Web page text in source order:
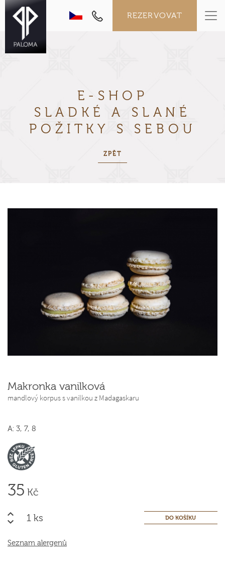
REZERVOVAT
E-SHOP
SLADKÉ A SLANÉ
POŽITKY S SEBOU
ZPĚT
Makronka vanilková
mandlový korpus s vanilkou z Madagaskaru
A: 3, 7, 8
35 Kč
ks
Seznam alergenů